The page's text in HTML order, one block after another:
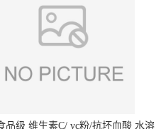
品级 维生素C/ vc粉/抗坏血酸 水溶